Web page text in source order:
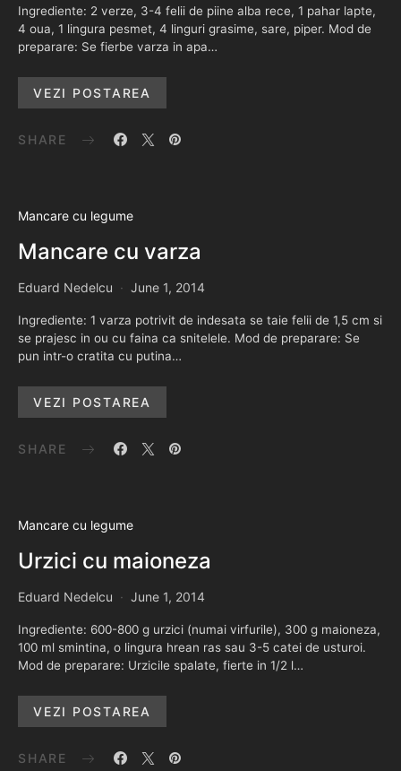
Ingrediente: 2 verze, 3-4 felii de piine alba rece, 1 pahar lapte,
4 oua, 1 lingura pesmet, 4 linguri grasime, sare, piper. Mod de
preparare: Se fierbe varza in apa…
VEZI POSTAREA
SHARE
Mancare cu legume
Mancare cu varza
Eduard Nedelcu June 1, 2014
Ingrediente: 1 varza potrivit de indesata se taie felii de 1,5 cm si
se prajesc in ou cu faina ca snitelele. Mod de preparare: Se
pun intr-o cratita cu putina…
VEZI POSTAREA
SHARE
Mancare cu legume
Urzici cu maioneza
Eduard Nedelcu June 1, 2014
Ingrediente: 600-800 g urzici (numai virfurile), 300 g maioneza,
100 ml smintina, o lingura hrean ras sau 3-5 catei de usturoi.
Mod de preparare: Urzicile spalate, fierte in 1/2 l…
VEZI POSTAREA
SHARE